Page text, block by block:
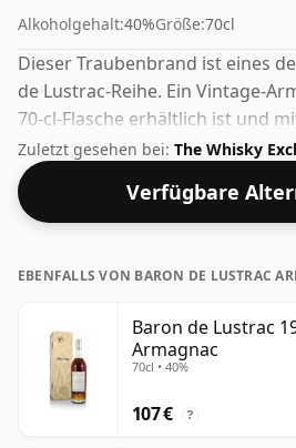
Alkoholgehalt:40%Größe:70cl
Dieser Traubenbrand ist eines
de Lustrac-Reihe. Ein Vintage-
70-cl-Flasche erhältlich ist und
von 40 % auf den Markt kommt.
Zuletzt gesehen bei: The Whisky
Verfügbare
EBENFALLS VON BARON DE LUSTRAC
Baron de Lustrac
Armagnac
70cl • 40%
107 € ?